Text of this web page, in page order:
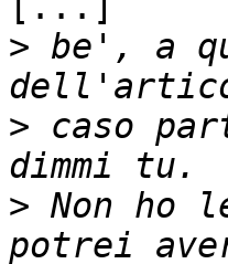
> be', a
> caso
> Non ho